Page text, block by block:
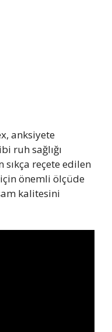
anksiyete
ruh sağlığı
sıkça reçete edilen
önemli ölçüde
kalitesini